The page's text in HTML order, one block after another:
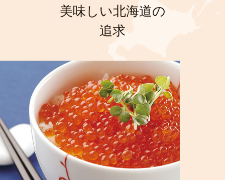
美味しい北海道の
追求